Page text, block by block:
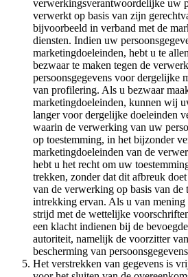
verwerkingsverantwoordelijke uw
verwerkt op basis van zijn
bijvoorbeeld in verband met de
diensten. Indien uw
marketingdoeleinden, hebt u te
bezwaar te maken tegen de
persoonsgegevens voor dergelijke
van profilering. Als u bezwaar
marketingdoeleinden, kunnen wij
langer voor dergelijke doeleinden
waarin de verwerking van uw
op toestemming, in het bijzonder
marketingdoeleinden van de
hebt u het recht om uw
trekken, zonder dat dit afbreuk
van de verwerking op basis van de
intrekking ervan. Als u van mening
strijd met de wettelijke
een klacht indienen bij de
autoriteit, namelijk de voorzitter
bescherming van
Het verstrekken van gegevens is